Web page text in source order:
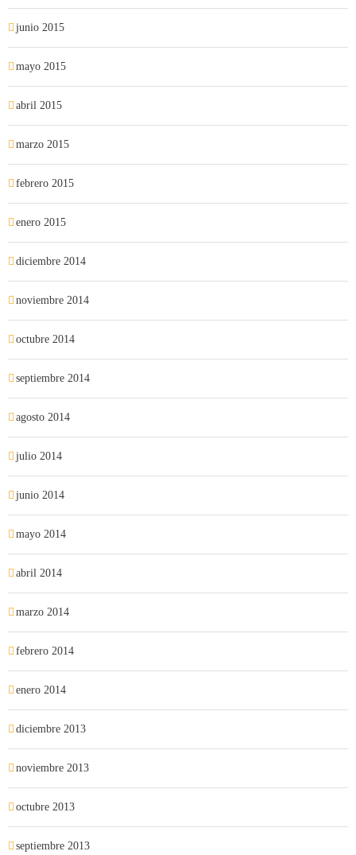
junio 2015
mayo 2015
abril 2015
marzo 2015
febrero 2015
enero 2015
diciembre 2014
noviembre 2014
octubre 2014
septiembre 2014
agosto 2014
julio 2014
junio 2014
mayo 2014
abril 2014
marzo 2014
febrero 2014
enero 2014
diciembre 2013
noviembre 2013
octubre 2013
septiembre 2013